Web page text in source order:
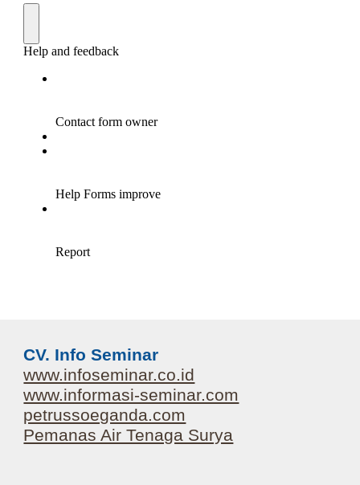
CV. Info Seminar
www.infoseminar.co.id
www.informasi-seminar.com
petrussoeganda.com
Pemanas Air Tenaga Surya